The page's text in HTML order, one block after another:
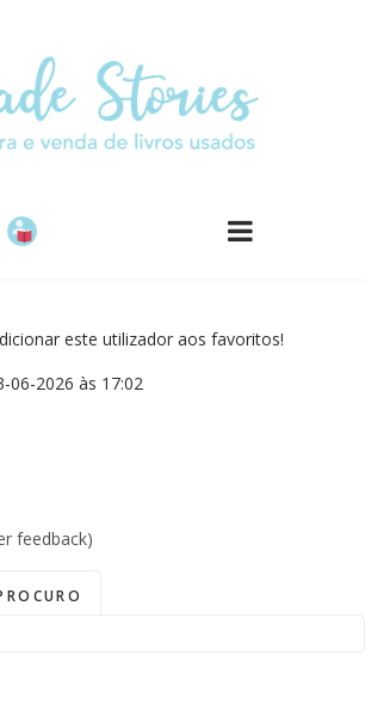
este utilizador aos favoritos!
06-2026 às 17:02
feedback)